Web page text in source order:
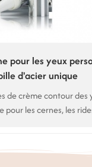
pour les yeux
d'acier unique
de crème contour des
pour les cernes, les